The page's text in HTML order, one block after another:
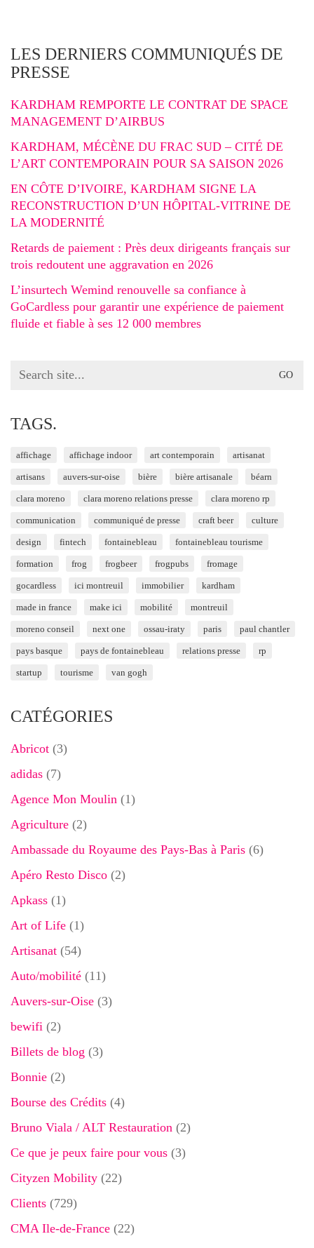
LES DERNIERS COMMUNIQUÉS DE
PRESSE
KARDHAM REMPORTE LE CONTRAT DE SPACE
MANAGEMENT D’AIRBUS
KARDHAM, MÉCÈNE DU FRAC SUD – CITÉ DE
L’ART CONTEMPORAIN POUR SA SAISON 2026
EN CÔTE D’IVOIRE, KARDHAM SIGNE LA
RECONSTRUCTION D’UN HÔPITAL-VITRINE DE
LA MODERNITÉ
Retards de paiement : Près deux dirigeants français sur
trois redoutent une aggravation en 2026
L’insurtech Wemind renouvelle sa confiance à
GoCardless pour garantir une expérience de paiement
fluide et fiable à ses 12 000 membres
Search
TAGS.
affichage affichage indoor art contemporain artisanat
artisans auvers-sur-oise bière bière artisanale béarn
clara moreno clara moreno relations presse clara moreno rp
communication communiqué de presse craft beer culture
design fintech fontainebleau fontainebleau tourisme
formation frog frogbeer frogpubs fromage
gocardless ici montreuil immobilier kardham
made in france make ici mobilité montreuil
moreno conseil next one ossau-iraty paris paul chantler
pays basque pays de fontainebleau relations presse rp
startup tourisme van gogh
CATÉGORIES
Abricot (3)
adidas (7)
Agence Mon Moulin (1)
Agriculture (2)
Ambassade du Royaume des Pays-Bas à Paris (6)
Apéro Resto Disco (2)
Apkass (1)
Art of Life (1)
Artisanat (54)
Auto/mobilité (11)
Auvers-sur-Oise (3)
bewifi (2)
Billets de blog (3)
Bonnie (2)
Bourse des Crédits (4)
Bruno Viala / ALT Restauration (2)
Ce que je peux faire pour vous (3)
Cityzen Mobility (22)
Clients (729)
CMA Ile-de-France (22)